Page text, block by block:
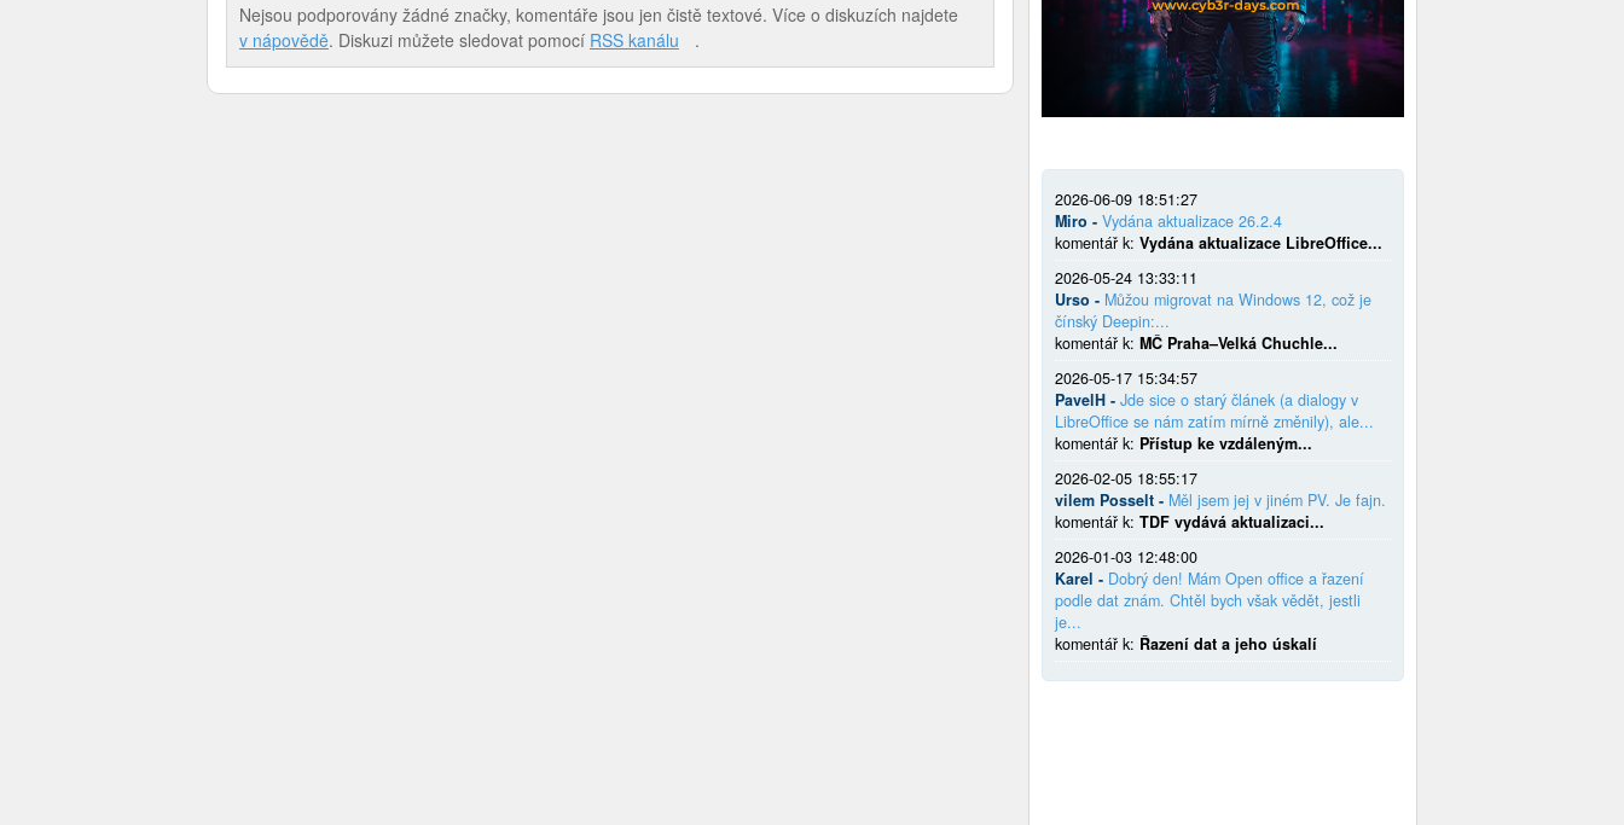
Nejsou podporovány žádné značky, komentáře jsou jen čistě textové. Více o diskuzích najdete
v nápovědě. Diskuzi můžete sledovat pomocí RSS kanálu .
2026-06-09 18:51:27
Miro - Vydána aktualizace 26.2.4
komentář k: Vydána aktualizace LibreOffice...
2026-05-24 13:33:11
Urso - Můžou migrovat na Windows 12, což je
čínský Deepin:...
komentář k: MČ Praha–Velká Chuchle...
2026-05-17 15:34:57
PavelH - Jde sice o starý článek (a dialogy v
LibreOffice se nám zatím mírně změnily), ale...
komentář k: Přístup ke vzdáleným...
2026-02-05 18:55:17
vilem Posselt - Měl jsem jej v jiném PV. Je fajn.
komentář k: TDF vydává aktualizaci...
2026-01-03 12:48:00
Karel - Dobrý den! Mám Open office a řazení
podle dat znám. Chtěl bych však vědět, jestli
je...
komentář k: Řazení dat a jeho úskalí